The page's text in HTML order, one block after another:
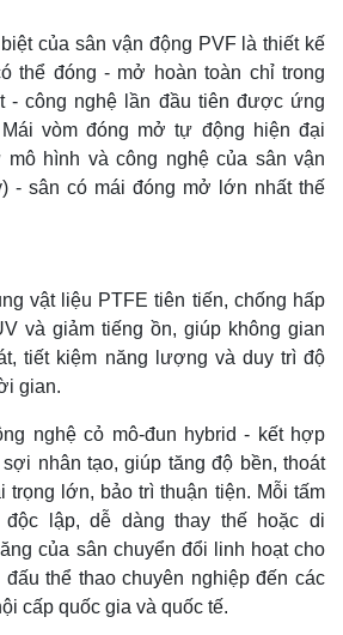
Multimedia
Video
Ảnh
của sân vận động PVF là thiết kế
thể đóng - mở hoàn toàn chỉ trong
- công nghệ lần đầu tiên được ứng
vòm đóng mở tự động hiện đại
hình và công nghệ của sân vận
- sân có mái đóng mở lớn nhất thế
vật liệu PTFE tiên tiến, chống hấp
và giảm tiếng ồn, giúp không gian
tiết kiệm năng lượng và duy trì độ
gian.
nghệ cỏ mô-đun hybrid - kết hợp
nhân tạo, giúp tăng độ bền, thoát
trọng lớn, bảo trì thuận tiện. Mỗi tấm
lập, dễ dàng thay thế hoặc di
của sân chuyển đổi linh hoạt cho
thể thao chuyên nghiệp đến các
cấp quốc gia và quốc tế.